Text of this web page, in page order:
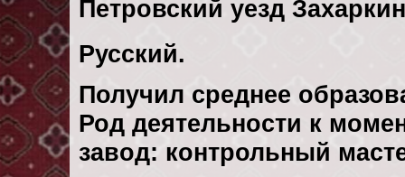
Петровский уезд
Русский.
Получил среднее
Род деятельности к
завод: контрольный